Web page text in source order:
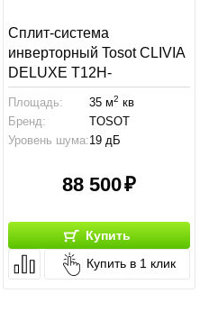
Сплит-система
инверторный Tosot CLIVIA
DELUXE T12H-
SCD/I/T12H-SCD/O
Площадь: 35 м2 кв
Бренд:
TOSOT
Уровень шума:19 дБ
88 500
Купить
Купить в 1 клик